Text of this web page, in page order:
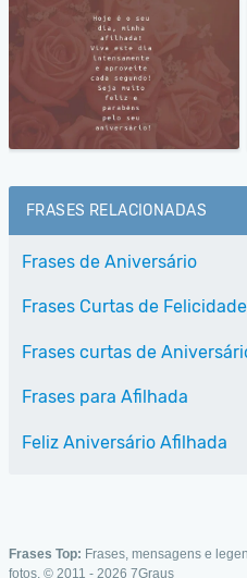
FRASES RELACIONADAS
Frases de Aniversário
Frases Curtas de Felicidade
Frases curtas de
Frases para Afilhada
Feliz Aniversário Afilhada
Frases Top: Frases, mensagens e
fotos. © 2011 - 2026 7Graus